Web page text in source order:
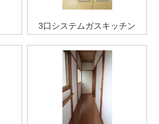
3口システムガスキッチン